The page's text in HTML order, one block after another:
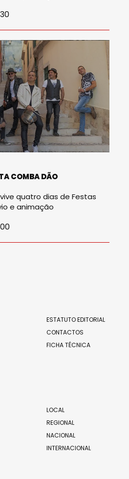
COMBA DÃO
quatro dias de Festas
e animação
ESTATUTO EDITORIAL
CONTACTOS
FICHA TÉCNICA
LOCAL
REGIONAL
NACIONAL
INTERNACIONAL